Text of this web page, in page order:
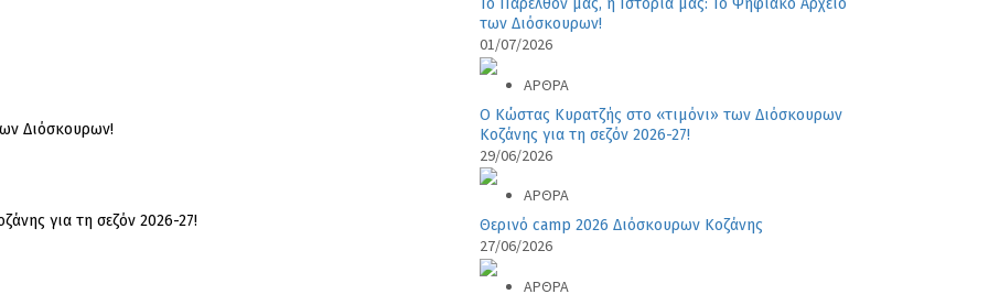
Διόσκουρων!
για τη σεζόν 2026-27!
Το Παρελθόν μας, η Ιστορία μας: Το Ψηφιακό Αρχείο
των Διόσκουρων!
01/07/2026
ΑΡΘΡΑ
Ο Κώστας Κυρατζής στο «τιμόνι» των Διόσκουρων
Κοζάνης για τη σεζόν 2026-27!
29/06/2026
ΑΡΘΡΑ
Θερινό camp 2026 Διόσκουρων Κοζάνης
27/06/2026
ΑΡΘΡΑ